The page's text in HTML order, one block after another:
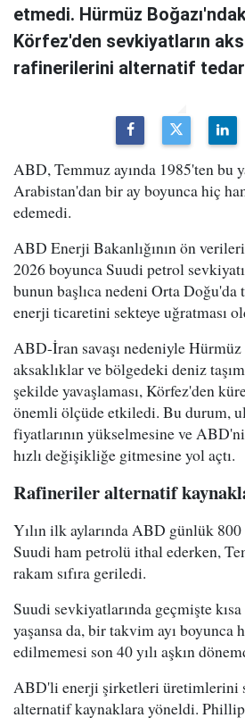
etmedi. Hürmüz
Körfez'den sevkiyatların
rafinerilerini alternatif
ABD, Temmuz ayında 1985'ten bu
Arabistan'dan bir ay boyunca hiç
edemedi.
ABD Enerji Bakanlığının ön
2026 boyunca Suudi petrol
bunun başlıca nedeni Orta Doğu'da
enerji ticaretini sekteye uğratması
ABD-İran savaşı nedeniyle Hürmüz
aksaklıklar ve bölgedeki deniz
şekilde yavaşlaması, Körfez'den
önemli ölçüde etkiledi. Bu durum,
fiyatlarının yükselmesine ve
hızlı değişikliğe gitmesine yol açtı.
Rafineriler alternatif
Yılın ilk aylarında ABD günlük
Suudi ham petrolü ithal ederken,
rakam sıfıra geriledi.
Suudi sevkiyatlarında geçmişte
yaşansa da, bir takvim ayı boyunca
edilmemesi son 40 yılı aşkın
ABD'li enerji şirketleri üretimlerini
alternatif kaynaklara yöneldi.